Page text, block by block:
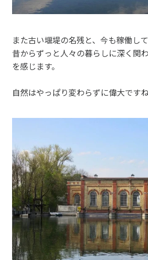
また古い堰堤の名残と、今も稼働し
昔からずっと人々の暮らしに深く関
を感じます。
自然はやっぱり変わらずに偉大です